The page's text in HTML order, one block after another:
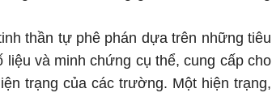
thần tự phê phán dựa trên những tiêu
và minh chứng cụ thể, cung cấp cho
trạng của các trường. Một hiện trạng,